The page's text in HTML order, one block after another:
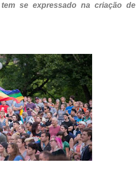
se expressado na criação de